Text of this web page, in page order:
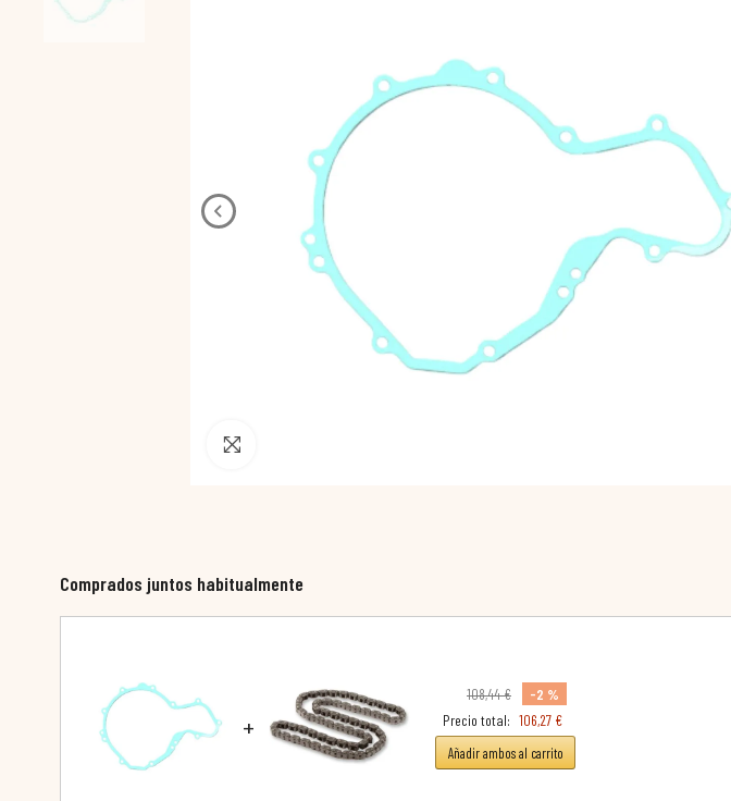
Comprados juntos habitualmente
+
108,44 €
-2 %
Precio total: 106,27 €
Añadir ambos al carrito